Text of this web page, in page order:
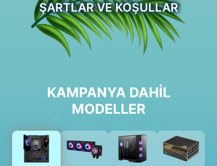
ŞARTLAR VE KOŞULLAR
KAMPANYA DAHİL
MODELLER